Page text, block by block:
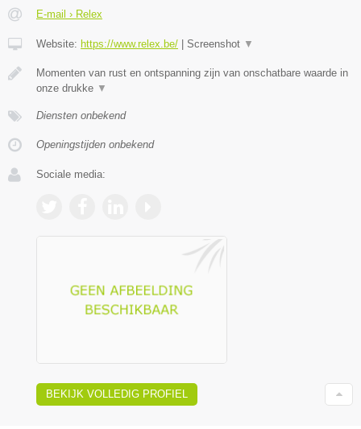
E-mail › Relex
Website: https://www.relex.be/ Screenshot ▼
Momenten van rust en ontspanning zijn van onschatbare waarde in
onze drukke ▼
Diensten onbekend
Openingstijden onbekend
Sociale media:
BEKIJK VOLLEDIG PROFIEL